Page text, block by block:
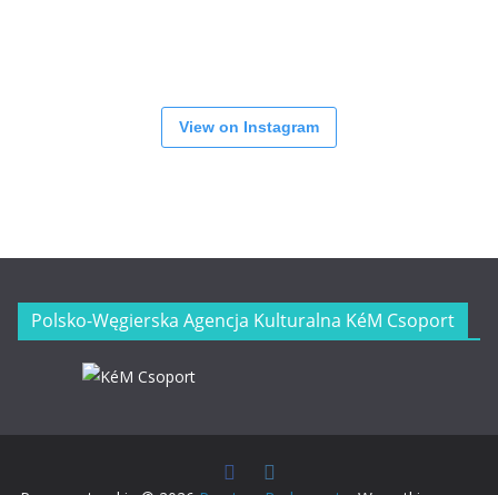
View on Instagram
Polsko-Węgierska Agencja Kulturalna KéM Csoport